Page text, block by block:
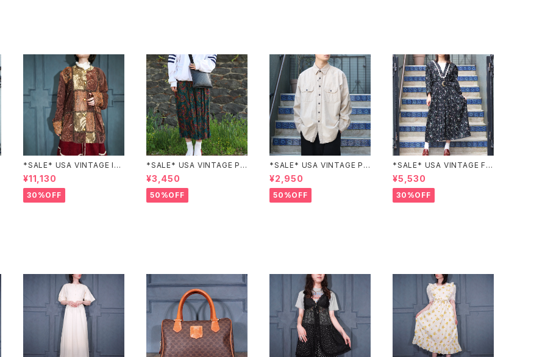
*SALE* USA VINTAGE Ind
igo moon PATCHWORK E
MBROIDERY DESIGN JAC
KET/アメリカ古着パッチワー
ク刺繍ジャケット
¥11,130
30%OFF
*SALE* USA VINTAGE PAI
SLEY PATTERNED DESIG
N SKIRT/アメリカ古着ペイズ
リー柄デザインスカート
¥3,450
50%OFF
*SALE* USA VINTAGE PO
CKET DESIGN SHIRT/アメ
リカ古着ポケットデザインシャ
ツ
¥2,950
50%OFF
*SALE* USA VINTAGE FL
OWER PATTERNED LACE
COLLAR BELTED ONE PIE
CE/アメリカ古着花柄レース
襟ベルテッドワンピース
¥5,530
30%OFF